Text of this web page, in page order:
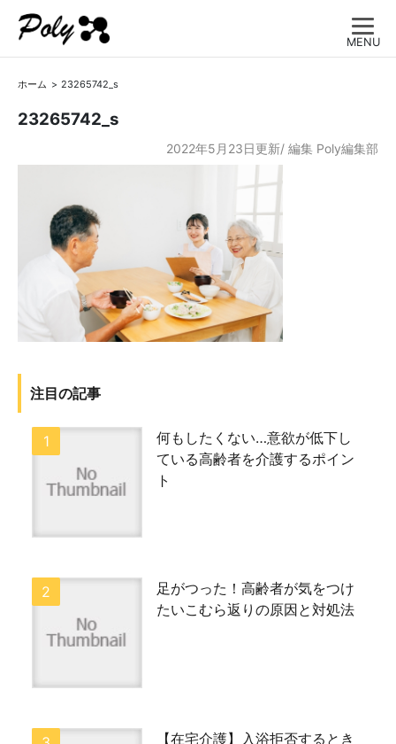
MENU
ホーム 23265742_s
23265742_s
2022年5月23日更新/ 編集 Poly編集部
注目の記事
何もしたくない…意欲が低下し
ている高齢者を介護するポイン
ト
足がつった！高齢者が気をつけ
たいこむら返りの原因と対処法
【在宅介護】入浴拒否するとき